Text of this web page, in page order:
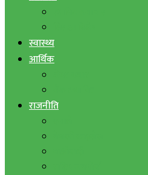
स्वास्थ्य
आर्थिक
राजनीति